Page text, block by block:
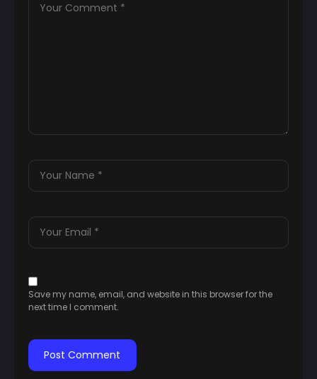
Save my name, email, and website in this browser for the
next time I comment.